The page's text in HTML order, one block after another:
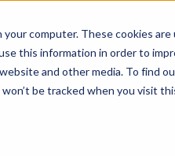
computer. These cookies
this information in order to
and other media. To find
be tracked when you visit